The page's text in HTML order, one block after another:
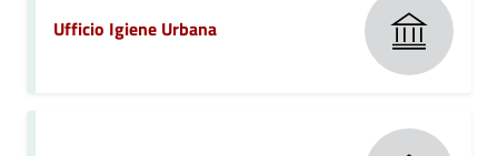
Ufficio Igiene Urbana